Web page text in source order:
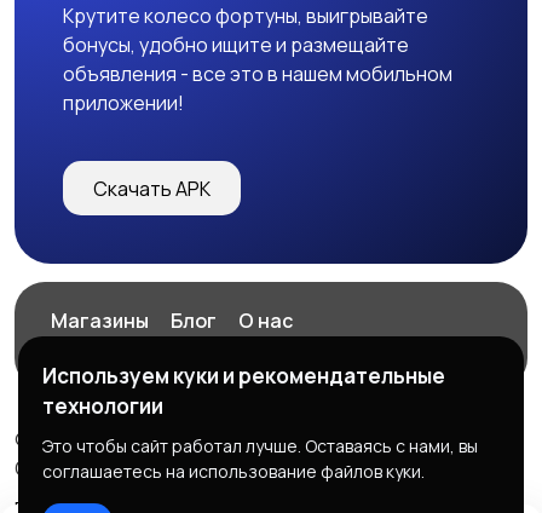
Крутите колесо фортуны, выигрывайте
бонусы, удобно ищите и размещайте
объявления - все это в нашем мобильном
приложении!
Скачать APK
Магазины Блог
О нас
© 2026 ExZz.ru - Маркетплейс Экспресс Заказ
ООО "ЭКЗЗ", ОГРН: 888333777444
Используем куки и рекомендательные
технологии
Это чтобы сайт работал лучше. Оставаясь с нами, вы
соглашаетесь на использование файлов куки.